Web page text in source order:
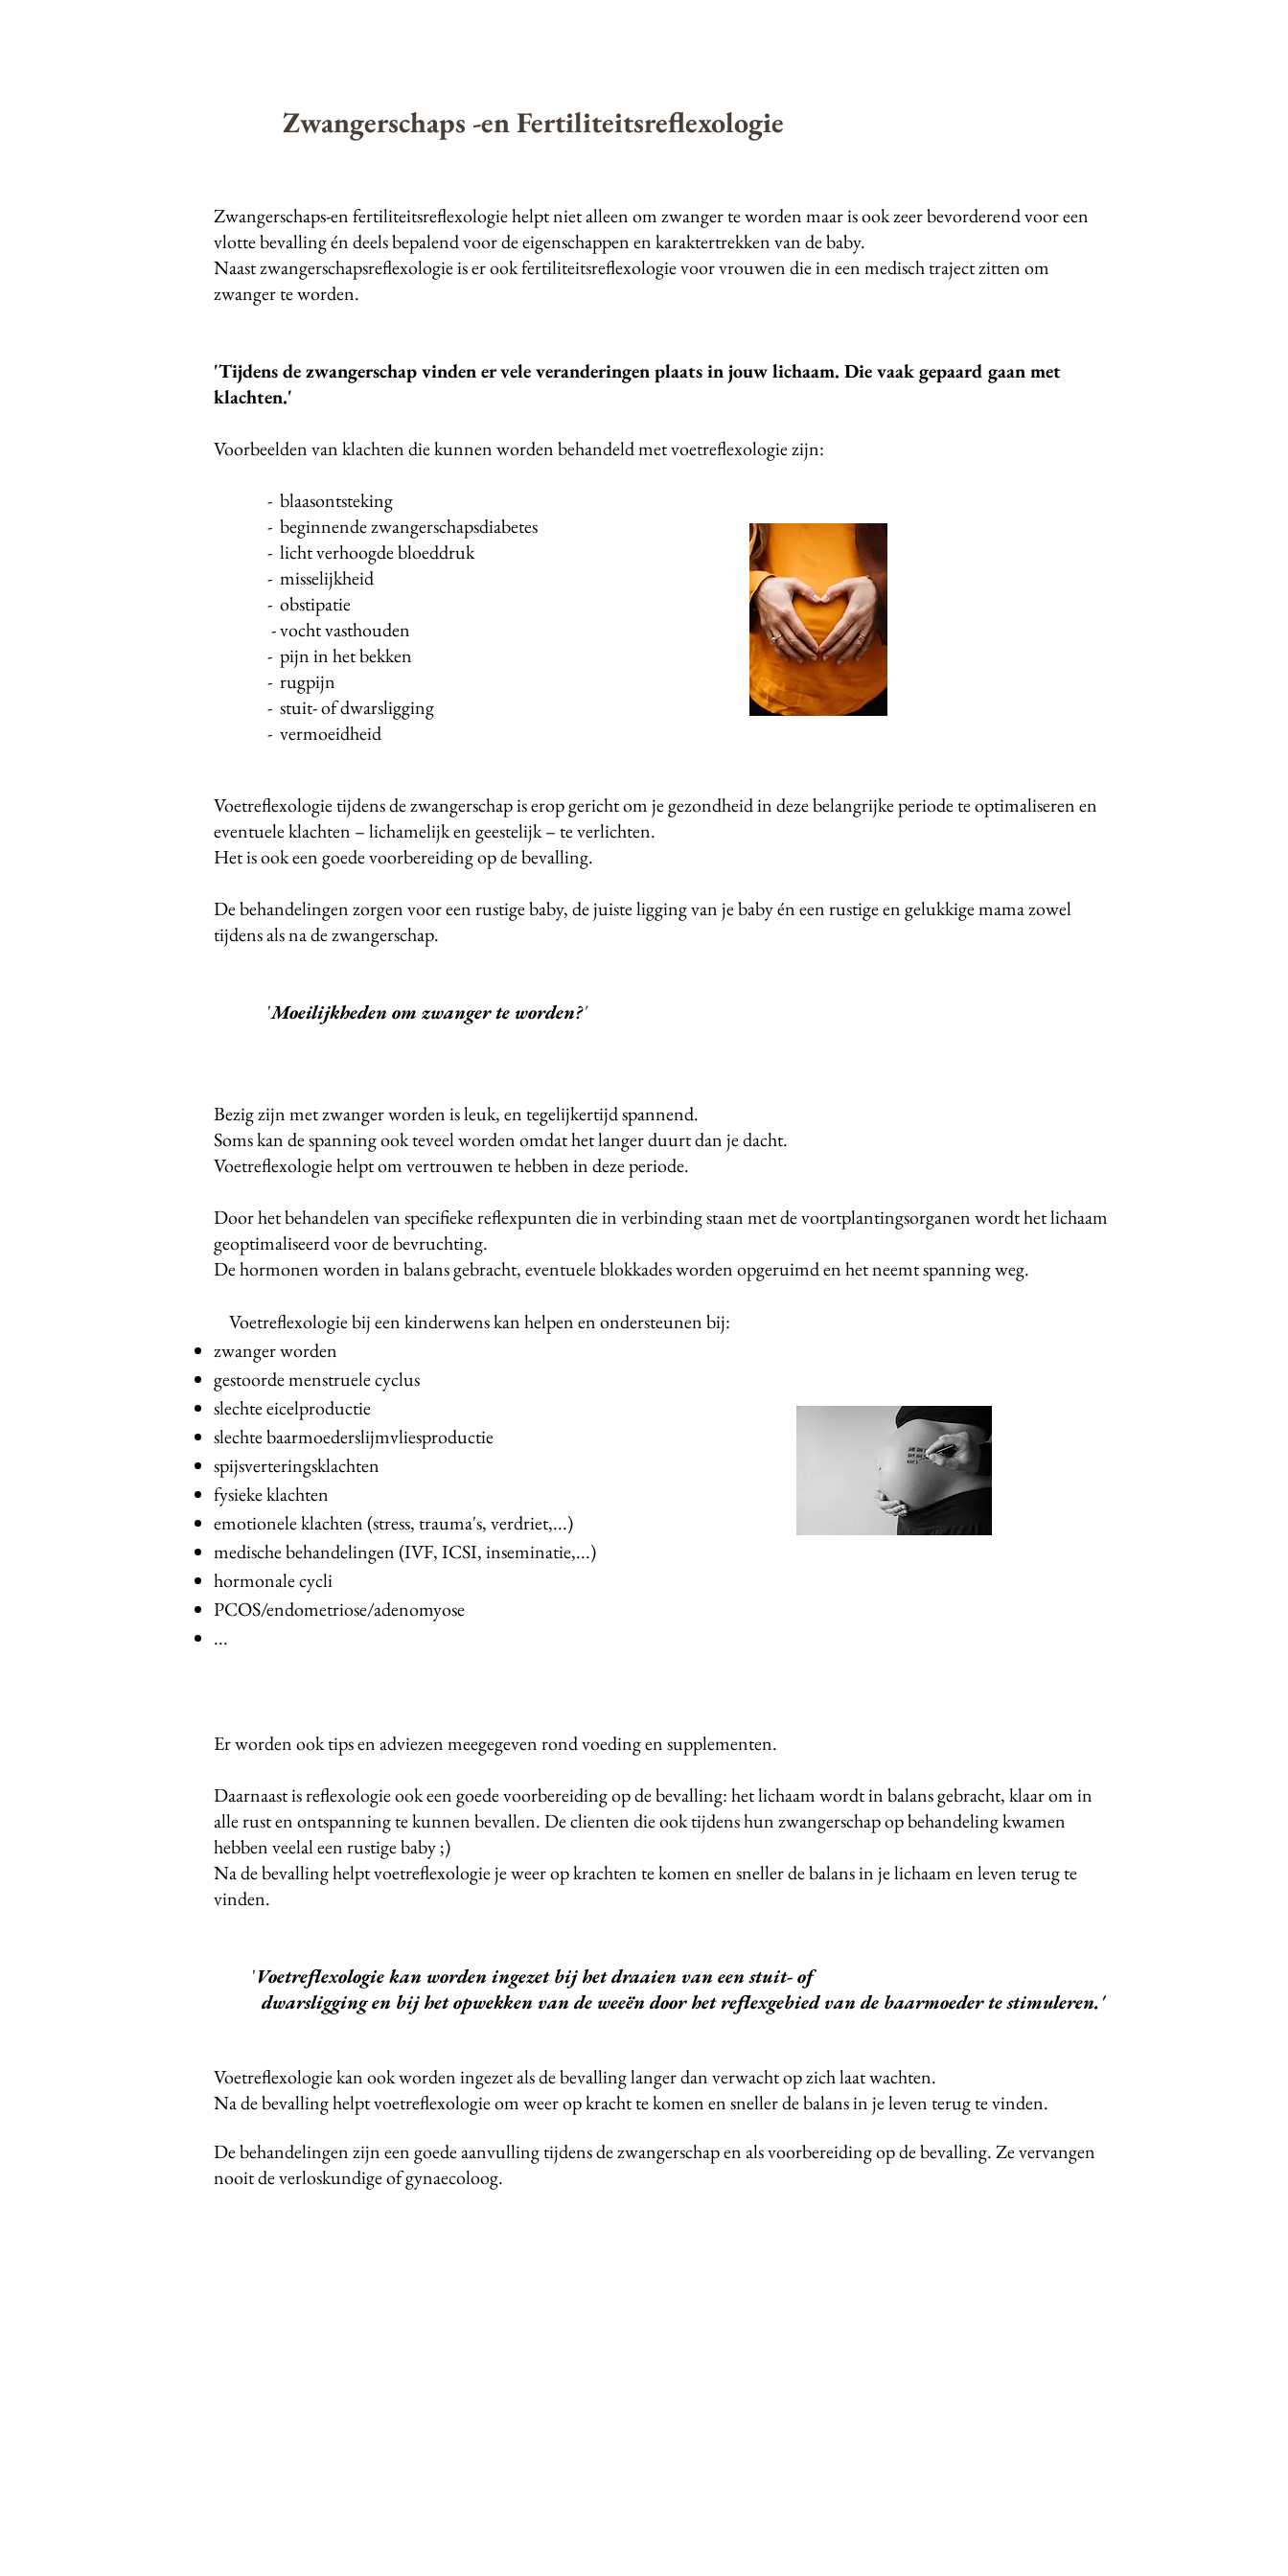
Zwangerschaps -en Fertiliteitsreflexologie
Zwangerschaps-en fertiliteitsreflexologie helpt niet alleen om zwanger te worden maar is ook zeer bevorderend voor een
vlotte bevalling én deels bepalend voor de eigenschappen en karaktertrekken van de baby.
Naast zwangerschapsreflexologie is er ook fertiliteitsreflexologie voor vrouwen die in een medisch traject zitten om
zwanger te worden.
'Tijdens de zwangerschap vinden er vele veranderingen plaats in jouw lichaam. Die vaak gepaard gaan met
klachten.'
Voorbeelden van klachten die kunnen worden behandeld met voetreflexologie zijn:
- blaasontsteking
- beginnende zwangerschapsdiabetes
- licht verhoogde bloeddruk
- misselijkheid
- obstipatie
- vocht vasthouden
- pijn in het bekken
- rugpijn
- stuit- of dwarsligging
- vermoeidheid
Voetreflexologie tijdens de zwangerschap is erop gericht om je gezondheid in deze belangrijke periode te optimaliseren en
eventuele klachten – lichamelijk en geestelijk – te verlichten.
Het is ook een goede voorbereiding op de bevalling.
De behandelingen zorgen voor een rustige baby, de juiste ligging van je baby én een rustige en gelukkige mama zowel
tijdens als na de zwangerschap.
'Moeilijkheden om zwanger te worden?'
Bezig zijn met zwanger worden is leuk, en tegelijkertijd spannend.
Soms kan de spanning ook teveel worden omdat het langer duurt dan je dacht.
Voetreflexologie helpt om vertrouwen te hebben in deze periode.
Door het behandelen van specifieke reflexpunten die in verbinding staan met de voortplantingsorganen wordt het lichaam
geoptimaliseerd voor de bevruchting.
De hormonen worden in balans gebracht, eventuele blokkades worden opgeruimd en het neemt spanning weg.
Voetreflexologie bij een kinderwens kan helpen en ondersteunen bij:
zwanger worden
gestoorde menstruele cyclus
slechte eicelproductie
slechte baarmoederslijmvliesproductie
spijsverteringsklachten
fysieke klachten
emotionele klachten (stress, trauma's, verdriet,...)
medische behandelingen (IVF, ICSI, inseminatie,...)
hormonale cycli
PCOS/endometriose/adenomyose
...
Er worden ook tips en adviezen meegegeven rond voeding en supplementen.
Daarnaast is reflexologie ook een goede voorbereiding op de bevalling: het lichaam wordt in balans gebracht, klaar om in
alle rust en ontspanning te kunnen bevallen. De clienten die ook tijdens hun zwangerschap op behandeling kwamen
hebben veelal een rustige baby ;)
Na de bevalling helpt voetreflexologie je weer op krachten te komen en sneller de balans in je lichaam en leven terug te
vinden.
'Voetreflexologie kan worden ingezet bij het draaien van een stuit- of
dwarsligging en bij het opwekken van de weeën door het reflexgebiedvan de baarmoeder te stimuleren.'
Voetreflexologie kan ook worden ingezet als de bevalling langer dan verwachtop zich laat wachten.
Na de bevalling helpt voetreflexologie om weer op kracht te komen en sneller de balans in je leven terug te vinden.
De behandelingen zijn een goede aanvulling tijdens de zwangerschap en als voorbereiding op de bevalling. Ze vervangen
nooit de verloskundige of gynaecoloog.